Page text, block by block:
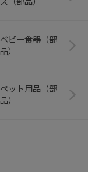
ベビー食器（部
品）
ペット用品（部
品）